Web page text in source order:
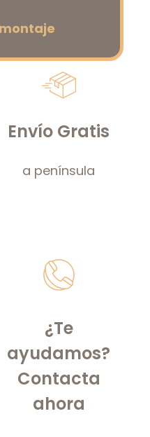
Envío Gratis
a península
¿Te
ayudamos?
Contacta
ahora